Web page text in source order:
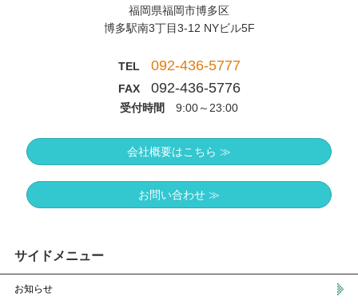
福岡県福岡市博多区
博多駅南3丁目3-12 NYビル5F
TEL 092-436-5777
FAX 092-436-5776
受付時間 9:00～23:00
会社概要はこちら ≫
お問い合わせ ≫
サイドメニュー
お知らせ